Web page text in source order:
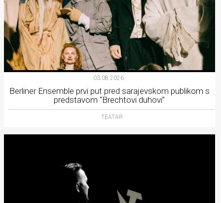
03.08.2026.
Berliner Ensemble prvi put pred sarajevskom publikom s
predstavom “Brechtovi duhovi”
TEATAR